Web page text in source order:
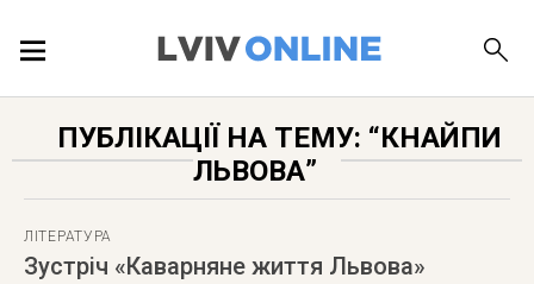
ПУБЛІКАЦІЇ НА ТЕМУ: “КНАЙПИ
ЛЬВОВА”
ЛІТЕРАТУРА
Зустріч «Каварняне життя Львова»